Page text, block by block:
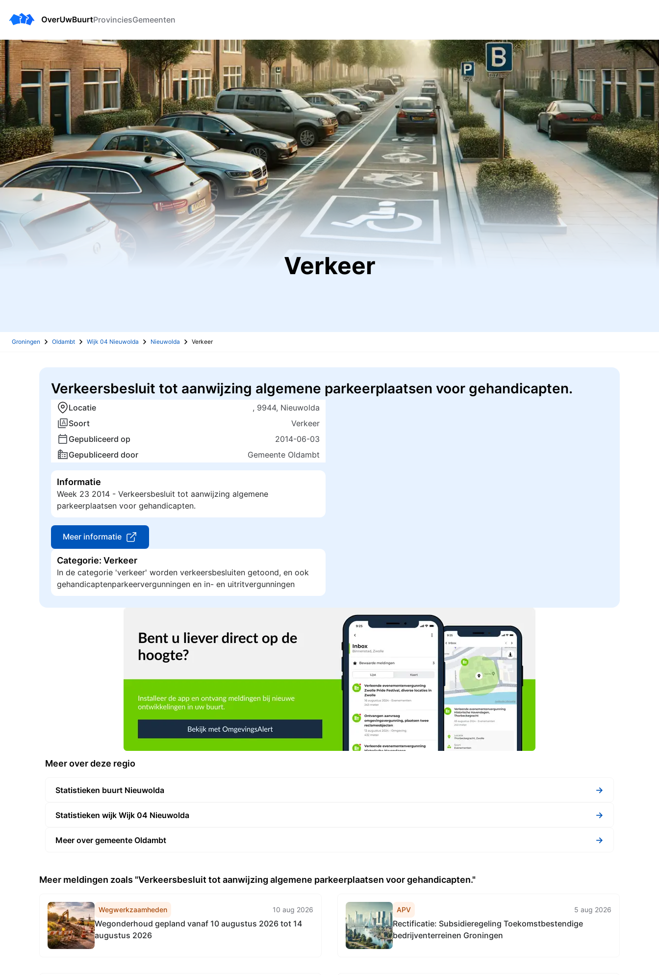
ProvinciesGemeenten
Verkeer
Groningen Oldambt Wijk 04 Nieuwolda Nieuwolda Verkeer
Verkeersbesluit tot aanwijzing algemene parkeerplaatsen voor gehandicapten.
Locatie
, 9944, Nieuwolda
Soort
Verkeer
Gepubliceerd op
2014-06-03
Gepubliceerd door
Gemeente Oldambt
Informatie
Week 23 2014 - Verkeersbesluit tot aanwijzing algemene
parkeerplaatsen voor gehandicapten.
Meer informatie
Categorie: Verkeer
In de categorie 'verkeer' worden verkeersbesluiten getoond, en ook
gehandicaptenparkeervergunningen en in- en uitritvergunningen
Meer over deze regio
Statistieken buurt Nieuwolda →
Statistieken wijk Wijk 04 Nieuwolda →
Meer over gemeente Oldambt →
Meer meldingen zoals "Verkeersbesluit tot aanwijzing algemene parkeerplaatsen voor gehandicapten."
Wegwerkzaamheden 10 aug 2026
Wegonderhoud gepland vanaf 10 augustus 2026 tot 14
augustus 2026
APV 5 aug 2026
Rectificatie: Subsidieregeling Toekomstbestendige
bedrijventerreinen Groningen